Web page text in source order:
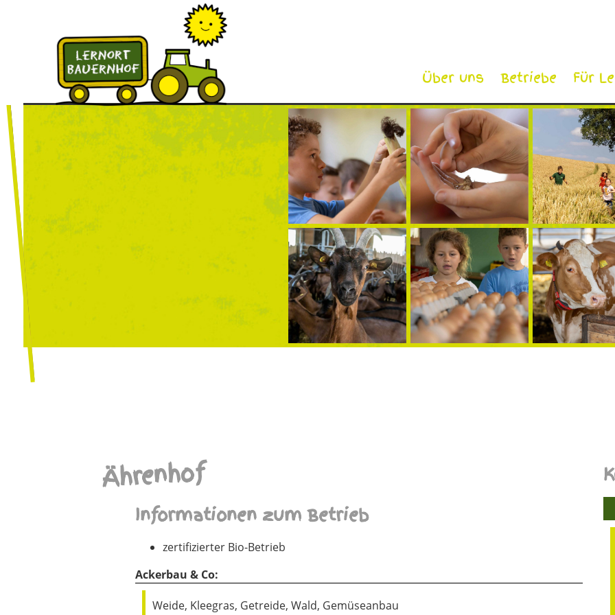
Über uns Betriebe Für
Ährenhof
Informationen zum Betrieb
zertifizierter Bio-Betrieb
Ackerbau & Co:
Weide, Kleegras, Getreide, Wald, Gemüseanbau